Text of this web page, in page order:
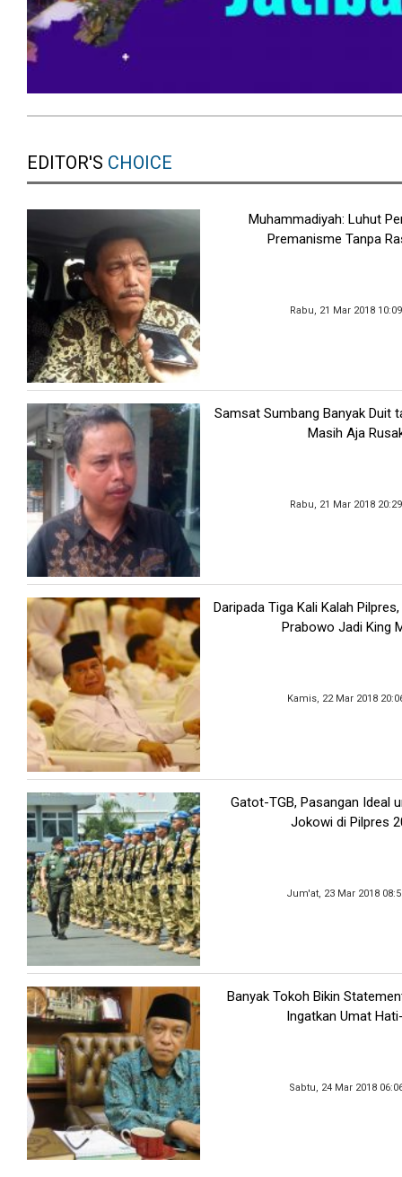
EDITOR'S CHOICE
Muhammadiyah: Luhut
Premanisme Tanpa
Rabu, 21 Mar 2018
Samsat Sumbang Banyak Duit
Masih Aja
Rabu, 21 Mar 2018
Daripada Tiga Kali Kalah
Prabowo Jadi King
Kamis, 22 Mar 2018
Gatot-TGB, Pasangan Ideal
Jokowi di Pilpres
Jum'at, 23 Mar 2018
Banyak Tokoh Bikin
Ingatkan Umat
Sabtu, 24 Mar 2018